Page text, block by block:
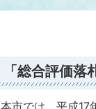
「総合評価
本市では、平成17